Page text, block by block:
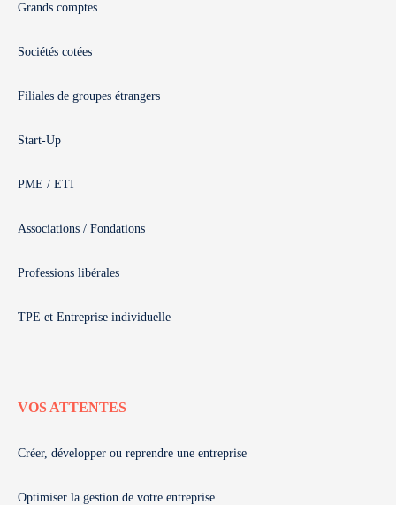
Grands comptes
Sociétés cotées
Filiales de groupes étrangers
Start-Up
PME / ETI
Associations / Fondations
Professions libérales
TPE et Entreprise individuelle
VOS ATTENTES
Créer, développer ou reprendre une entreprise
Optimiser la gestion de votre entreprise